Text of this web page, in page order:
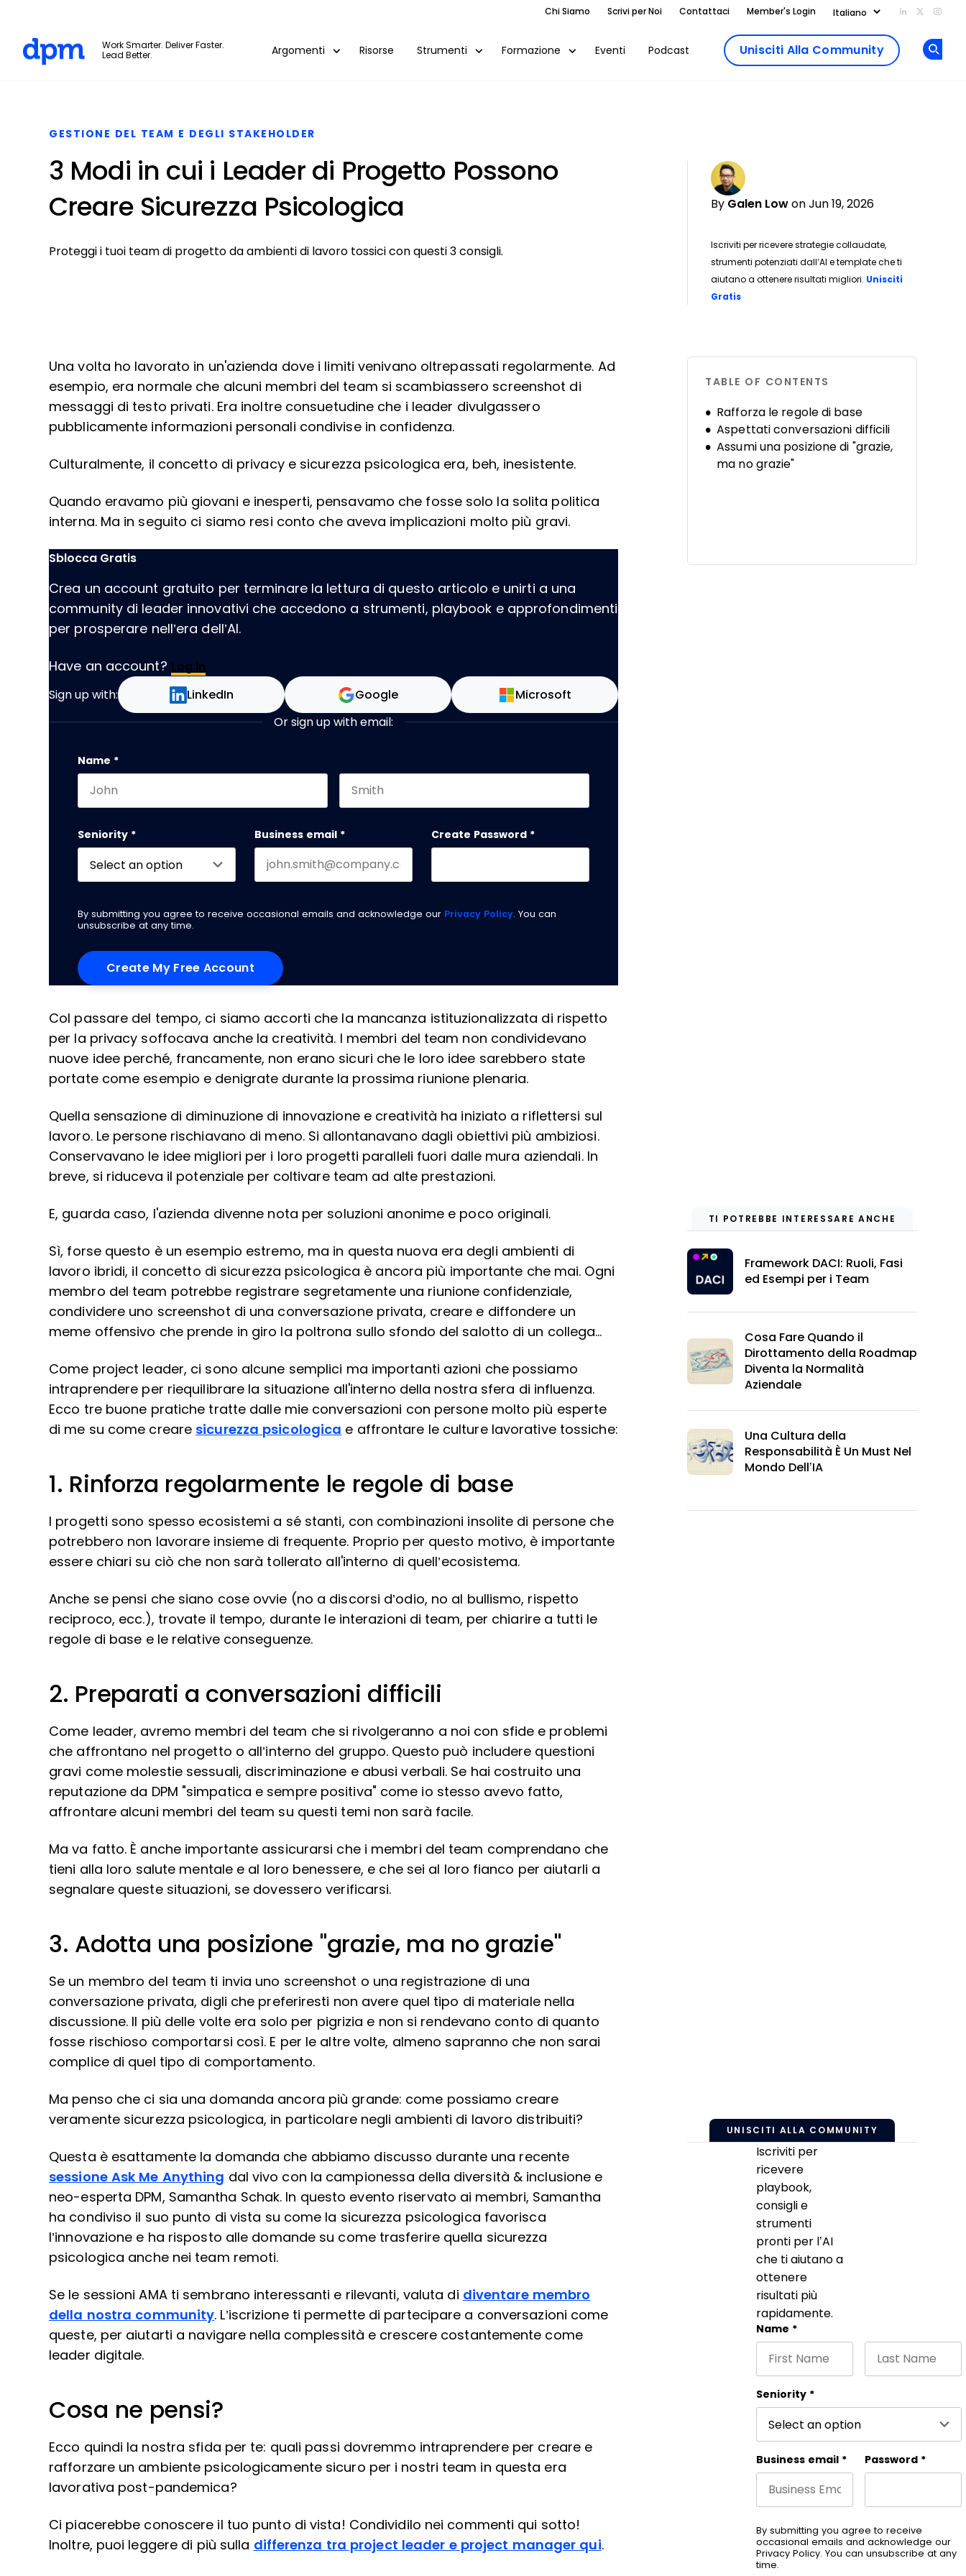
Chi Siamo Scrivi per Noi Contattaci Member's Login Add us on
Follow
Work Smarter. Deliver Faster.
Lead Better.
Argomenti Risorse Strumenti Formazione Eventi Podcast Unisciti Alla Community
GESTIONE DEL TEAM E DEGLI STAKEHOLDER
3 Modi in cui i Leader di Progetto Possono
Creare Sicurezza Psicologica
By Galen Low on Jun 19, 2026
Iscriviti per ricevere strategie collaudate,
strumenti potenziati dall’AI e template che ti
aiutano a ottenere risultati migliori. Unisciti
GratisOpens new window
Proteggi i tuoi team di progetto da ambienti di lavoro tossici con questi 3 consigli.
Una volta ho lavorato in un'azienda dove i limiti venivano oltrepassati regolarmente. Ad
esempio, era normale che alcuni membri del team si scambiassero screenshot di
messaggi di testo privati. Era inoltre consuetudine che i leader divulgassero
pubblicamente informazioni personali condivise in confidenza.
Culturalmente, il concetto di privacy e sicurezza psicologica era, beh, inesistente.
Quando eravamo più giovani e inesperti, pensavamo che fosse solo la solita politica
interna. Ma in seguito ci siamo resi conto che aveva implicazioni molto più gravi.
Sblocca Gratis
Crea un account gratuito per terminare la lettura di questo articolo e unirti a una
community di leader innovativi che accedono a strumenti, playbook e approfondimenti
per prosperare nell’era dell’AI.
Have an account? Log In
Sign up with: LinkedIn Google Microsoft
Or sign up with email:
LinkedIn
Name *
Seniority * Business email * Create Password *
By submitting you agree to receive occasional emails and acknowledge our Privacy Policy. You can
unsubscribe at any time.
Col passare del tempo, ci siamo accorti che la mancanza istituzionalizzata di rispetto
per la privacy soffocava anche la creatività. I membri del team non condividevano
nuove idee perché, francamente, non erano sicuri che le loro idee sarebbero state
portate come esempio e denigrate durante la prossima riunione plenaria.
Quella sensazione di diminuzione di innovazione e creatività ha iniziato a riflettersi sul
lavoro. Le persone rischiavano di meno. Si allontanavano dagli obiettivi più ambiziosi.
Conservavano le idee migliori per i loro progetti paralleli fuori dalle mura aziendali. In
breve, si riduceva il potenziale per coltivare team ad alte prestazioni.
E, guarda caso, l'azienda divenne nota per soluzioni anonime e poco originali.
Sì, forse questo è un esempio estremo, ma in questa nuova era degli ambienti di
lavoro ibridi, il concetto di sicurezza psicologica è ancora più importante che mai. Ogni
membro del team potrebbe registrare segretamente una riunione confidenziale,
condividere uno screenshot di una conversazione privata, creare e diffondere un
meme offensivo che prende in giro la poltrona sullo sfondo del salotto di un collega…
Come project leader, ci sono alcune semplici ma importanti azioni che possiamo
intraprendere per riequilibrare la situazione all'interno della nostra sfera di influenza.
Ecco tre buone pratiche tratte dalle mie conversazioni con persone molto più esperte
di me su come creare sicurezza psicologica e affrontare le culture lavorative tossiche:
1. Rinforza regolarmente le regole di base
I progetti sono spesso ecosistemi a sé stanti, con combinazioni insolite di persone che
potrebbero non lavorare insieme di frequente. Proprio per questo motivo, è importante
essere chiari su ciò che non sarà tollerato all'interno di quell’ecosistema.
Anche se pensi che siano cose ovvie (no a discorsi d’odio, no al bullismo, rispetto
reciproco, ecc.), trovate il tempo, durante le interazioni di team, per chiarire a tutti le
regole di base e le relative conseguenze.
2. Preparati a conversazioni difficili
Come leader, avremo membri del team che si rivolgeranno a noi con sfide e problemi
che affrontano nel progetto o all’interno del gruppo. Questo può includere questioni
gravi come molestie sessuali, discriminazione e abusi verbali. Se hai costruito una
reputazione da DPM "simpatica e sempre positiva" come io stesso avevo fatto,
affrontare alcuni membri del team su questi temi non sarà facile.
Ma va fatto. È anche importante assicurarsi che i membri del team comprendano che
tieni alla loro salute mentale e al loro benessere, e che sei al loro fianco per aiutarli a
segnalare queste situazioni, se dovessero verificarsi.
3. Adotta una posizione "grazie, ma no grazie"
Se un membro del team ti invia uno screenshot o una registrazione di una
conversazione privata, digli che preferiresti non avere quel tipo di materiale nella
discussione. Il più delle volte era solo per pigrizia e non si rendevano conto di quanto
fosse rischioso comportarsi così. E per le altre volte, almeno sapranno che non sarai
complice di quel tipo di comportamento.
Ma penso che ci sia una domanda ancora più grande: come possiamo creare
veramente sicurezza psicologica, in particolare negli ambienti di lavoro distribuiti?
Questa è esattamente la domanda che abbiamo discusso durante una recente
sessione Ask Me Anything dal vivo con la campionessa della diversità & inclusione e
neo-esperta DPM, Samantha Schak. In questo evento riservato ai membri, Samantha
ha condiviso il suo punto di vista su come la sicurezza psicologica favorisca
l’innovazione e ha risposto alle domande su come trasferire quella sicurezza
psicologica anche nei team remoti.
Se le sessioni AMA ti sembrano interessanti e rilevanti, valuta di diventare membro
della nostra community. L’iscrizione ti permette di partecipare a conversazioni come
queste, per aiutarti a navigare nella complessità e crescere costantemente come
leader digitale.
Cosa ne pensi?
Ecco quindi la nostra sfida per te: quali passi dovremmo intraprendere per creare e
rafforzare un ambiente psicologicamente sicuro per i nostri team in questa era
lavorativa post-pandemica?
Ci piacerebbe conoscere il tuo punto di vista! Condividilo nei commenti qui sotto!
Inoltre, puoi leggere di più sulla differenza tra project leader e project manager qui.
TABLE OF CONTENTS
Rafforza le regole di base
Aspettati conversazioni difficili
Assumi una posizione di "grazie,
ma no grazie"
TI POTREBBE INTERESSARE ANCHE
Framework DACI: Ruoli, Fasi
ed Esempi per i Team
Cosa Fare Quando il
Dirottamento della Roadmap
Diventa la Normalità
Aziendale
Una Cultura della
Responsabilità È Un Must Nel
Mondo Dell’IA
UNISCITI ALLA COMMUNITY
Iscriviti per
ricevere
playbook,
consigli e
strumenti
pronti per l’AI
che ti aiutano a
ottenere
risultati più
rapidamente.
X/Twitter
This field is for validation
Name *
Seniority *
Business email * Password *
By submitting you agree to receive
occasional emails and acknowledge our
Privacy Policy. You can unsubscribe at any
time.